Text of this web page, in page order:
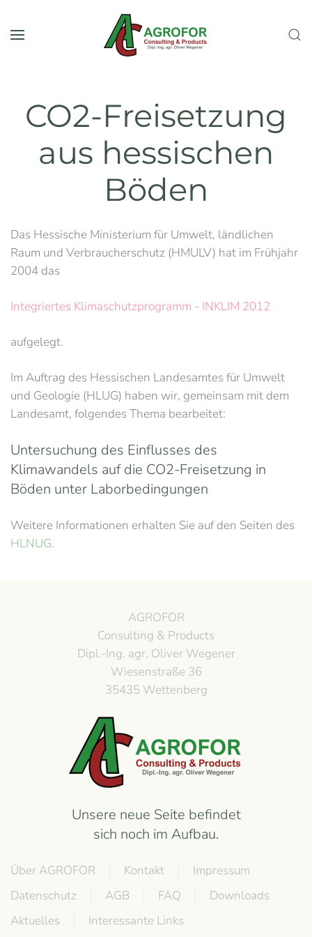
Zum Hauptinhalt springen
CO2-Freisetzung
aus hessischen
Böden
Das Hessische Ministerium für Umwelt, ländlichen
Raum und Verbraucherschutz (HMULV) hat im Frühjahr
2004 das
Integriertes Klimaschutzprogramm - INKLIM 2012
aufgelegt.
Im Auftrag des Hessischen Landesamtes für Umwelt
und Geologie (HLUG) haben wir, gemeinsam mit dem
Landesamt, folgendes Thema bearbeitet:
Untersuchung des Einflusses des
Klimawandels auf die CO2-Freisetzung in
Böden unter Laborbedingungen
Weitere Informationen erhalten Sie auf den Seiten des
HLNUG.
AGROFOR
Consulting & Products
Dipl.-Ing. agr. Oliver Wegener
Wiesenstraße 36
35435 Wettenberg
Unsere neue Seite befindet
sich noch im Aufbau.
Über AGROFOR Kontakt
Impressum
Datenschutz
AGB FAQ
Downloads
Aktuelles
Interessante Links